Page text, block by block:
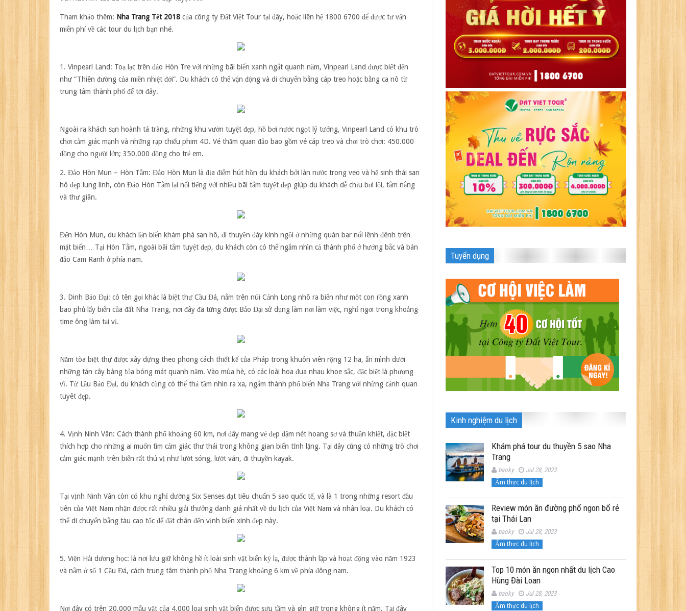
qua
Trang
Tham khảo thêm: Nha Trang Tết 2018 của công ty Đất Việt Tour tại đây, hoặc liên hệ 1800 6700 để được tư vấn
miễn phí về các tour du lịch bạn nhé.
1. Vinpearl Land: Toạ lạc trên đảo Hòn Tre với những bãi biển xanh ngắt quanh năm, Vinpearl Land được biết đến
như “Thiên đường của miền nhiệt đới”. Du khách có thể vận động và di chuyển bằng cáp treo hoặc bằng ca nô từ
trung tâm thành phố để tới đây.
Ngoài ra khách sạn hoành tá tràng, những khu vườn tuyệt đẹp, hồ bơi nước ngọt lý tưởng, Vinpearl Land có khu trò
chơi cảm giác mạnh và những rạp chiếu phim 4D. Vé thăm quan đảo bao gồm vé cáp treo và chơi trò chơi: 450.000
đồng cho người lớn; 350.000 đồng cho trẻ em.
2. Đảo Hòn Mun – Hòn Tằm: Đảo Hòn Mun là địa điểm hút hồn du khách bởi làn nước trong veo và hệ sinh thái san
hô đẹp lung linh, còn Đảo Hòn Tằm lại nổi tiếng với nhiều bãi tắm tuyệt đẹp giúp du khách dễ chịu bơi lội, tắm nắng
và thư giãn.
Đến Hòn Mun, du khách lặn biển khám phá san hô, đi thuyền đáy kính ngồi ở những quán bar nổi lênh đênh trên
mặt biển… Tại Hòn Tằm, ngoài bãi tắm tuyệt đẹp, du khách còn có thể ngắm nhìn cả thành phố ở hướng bắc và bán
đảo Cam Ranh ở phía nam.
3. Dinh Bảo Đại: có tên gọi khác là biệt thự Cầu Đá, nằm trên núi Cảnh Long nhô ra biển như một con rồng xanh
bao phủ lấy biển của đất Nha Trang, nơi đây đã từng được Bảo Đại sử dụng làm nơi làm việc, nghỉ ngơi trong khoảng
time ông làm tại vị.
Năm tòa biệt thự được xây dựng theo phong cách thiết kế của Pháp trong khuôn viên rộng 12 ha, ẩn mình dưới
những tán cây bàng tỏa bóng mát quanh năm. Vào mùa hè, có các loài hoa đua nhau khoe sắc, đặc biệt là phượng
vĩ. Từ Lầu Bảo Đại, du khách cũng có thể thả tầm nhìn ra xa, ngắm thành phố biển Nha Trang với những cảnh quan
tuyêt đẹp.
4. Vịnh Ninh Vân: Cách thành phố khoảng 60 km, nơi đây mang vẻ đẹp đậm nét hoang sơ và thuần khiết, đặc biệt
thích hợp cho những ai muốn tìm cảm giác thư thái trong không gian biển tĩnh lặng. Tại đây cũng có những trò chơi
cảm giác mạnh trên biển rất thú vị như lướt sóng, lướt ván, đi thuyền kayak.
Tại vịnh Ninh Vân còn có khu nghỉ dưỡng Six Senses đạt tiêu chuẩn 5 sao quốc tế, và là 1 trong những resort đầu
tiên của Việt Nam nhận được rất nhiều giải thưởng danh giá nhất về du lịch của Việt Nam và nhân loại. Du khách có
thể di chuyển bằng tàu cao tốc để đặt chân đến vịnh biển xinh đẹp này.
5. Viện Hải dương học: là nơi lưu giữ không hề ít loài sinh vật biển kỳ lạ, được thành lập và hoạt động vào năm 1923
và nằm ở số 1 Cầu Đá, cách trung tâm thành phố Nha Trang khoảng 6 km về phía đông nam.
Nơi đây có trên 20.000 mẫu vật của 4.000 loại sinh vật biển được sưu tầm và gìn giữ trong không ít năm. Tại đây
Tuyển dụng
Kinh nghiệm du lịch
Khám phá tour du thuyền 5 sao Nha
Trang
baoky Jul 28, 2023
Ẩm thực du lịch
Review món ăn đường phố ngon bổ rẻ
tại Thái Lan
baoky Jul 28, 2023
Ẩm thực du lịch
Top 10 món ăn ngon nhất du lịch Cao
Hùng Đài Loan
baoky Jul 28, 2023
Ẩm thực du lịch